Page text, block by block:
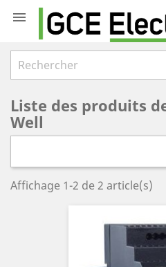

Liste des produits
Well
Affichage 1-2 de 2 article(s)